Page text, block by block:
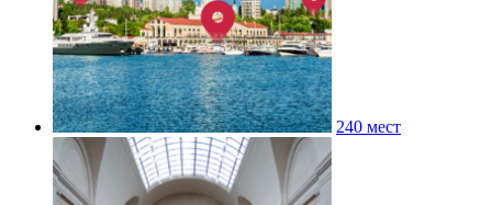
240 мест